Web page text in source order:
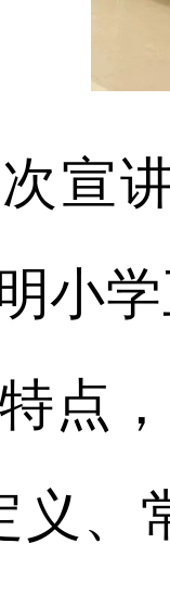
讲
小
点
义、